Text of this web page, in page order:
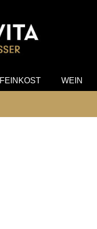
FEINKOST WEIN